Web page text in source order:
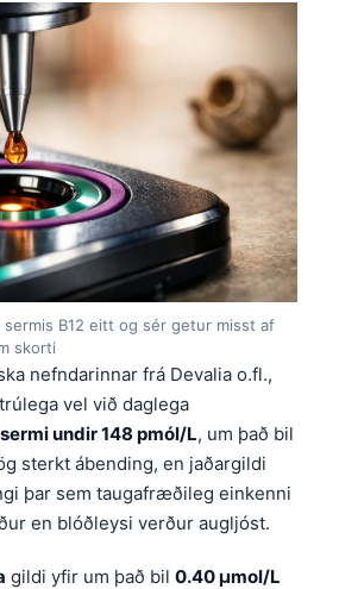
sermis B12 eitt og sér getur misst af
skorti
nefndarinnar frá Devalia o.fl.,
vel við daglega
sermi undir 148 pmól/L, um það bil
sterkt ábending, en jaðargildi
þar sem taugafræðileg einkenni
en blóðleysi verður augljóst.
gildi yfir um það bil 0.40 µmol/L